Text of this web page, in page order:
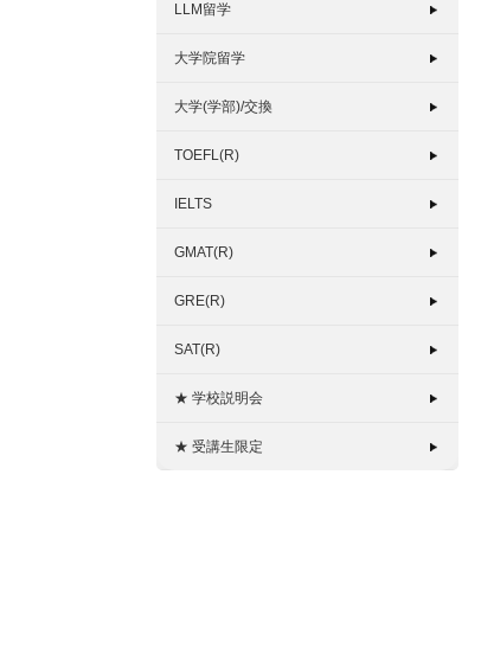
LLM留学
大学院留学
大学(学部)/交換
TOEFL(R)
IELTS
GMAT(R)
GRE(R)
SAT(R)
★ 学校説明会
★ 受講生限定